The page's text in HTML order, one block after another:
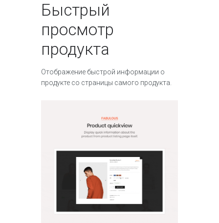
Быстрый
просмотр
продукта
Отображение быстрой информации о
продукте со страницы самого продукта.